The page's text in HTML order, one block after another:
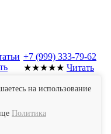
Мы
+7 (999) 333-79-62
★★★★★ Читать
Картах
на использование
Политика